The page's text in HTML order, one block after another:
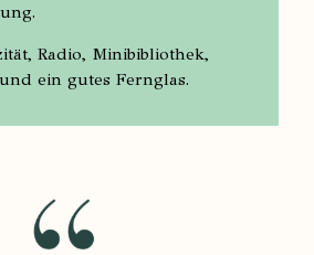
Radio, Minibibliothek,
ein gutes Fernglas.